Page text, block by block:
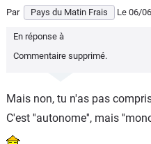
Par Pays du Matin Frais Le 06/
En réponse à
Commentaire supprimé.
Mais non, tu n'as pas
C'est ''autonome'', mais